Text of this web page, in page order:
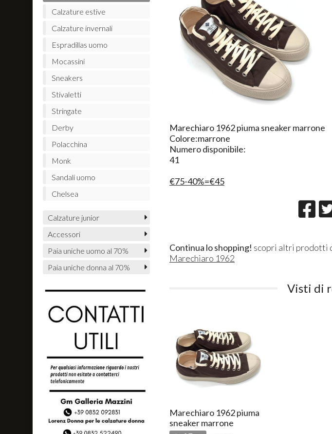
​Marechiaro 1962 piuma sneaker marrone
Colore:marrone
Numero disponibile:
41
€75-40%=€45
Continua lo shopping! scopri altri prodotti
Marechiaro 1962
Visti di
Marechiaro 1962 piuma
sneaker marrone
Calzature estive
Calzature invernali
Espradillas uomo
Mocassini
Sneakers
Stivaletti
Stringate
Derby
Polacchina
Monk
Sandali uomo
Chelsea
Calzature junior
Accessori
Paia uniche uomo al 70%
Paia uniche donna al 70%